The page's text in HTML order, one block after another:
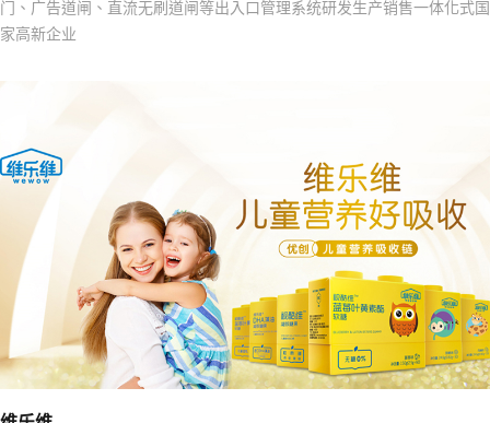
门、广告道闸、直流无刷道闸等出入口管理系统研发生产销售一体化式国
家高新企业